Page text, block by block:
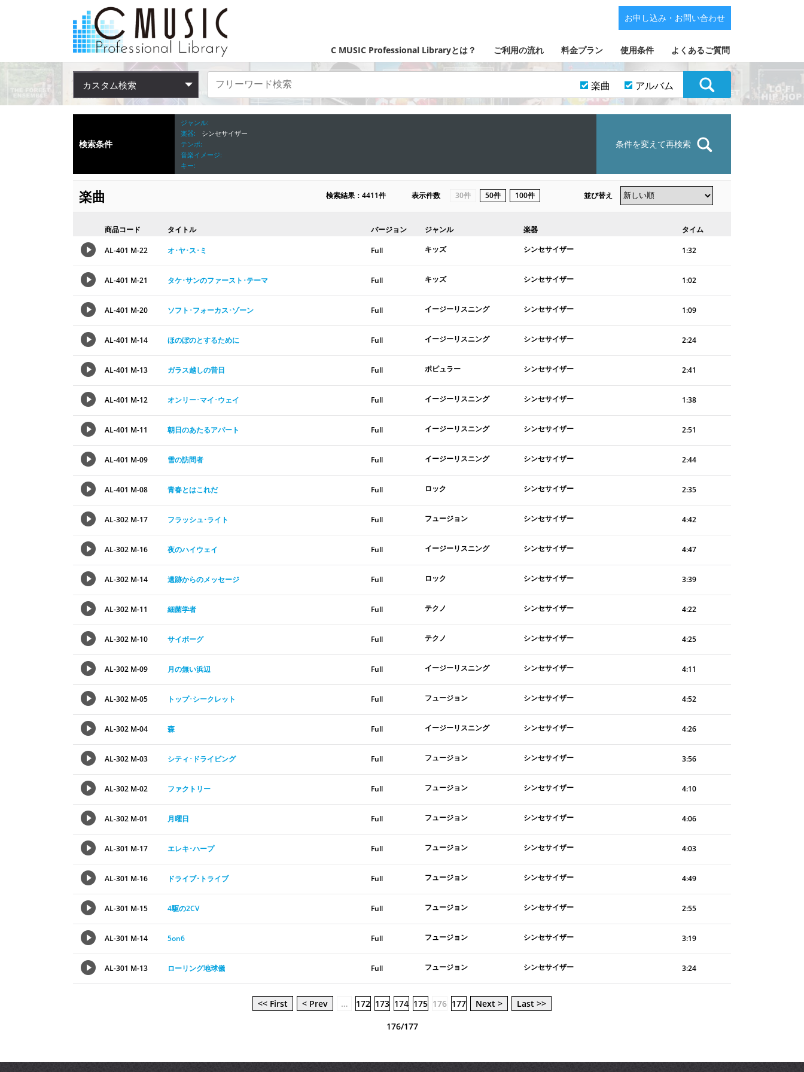
C MUSIC Professional Libraryとは？ ご利用の流れ 料金プラン 使用条件 よくあるご質問
お申し込み・お問い合わせ
カスタム検索 楽曲 アルバム
検索条件
ジャンル
楽器
シンセサイザー
テンポ
音楽イメージ
キー
条件を変えて再検索
楽曲 検索結果：4411件 表示件数 30件 50件 100件 並び替え
商品コード タイトル バージョン ジャンル 楽器 タイム
AL-401 M-22 オ･ヤ･ス･ミ Full キッズ シンセサイザー 1:32
AL-401 M-21 タケ･サンのファースト･テーマ Full キッズ シンセサイザー 1:02
AL-401 M-20 ソフト･フォーカス･ゾーン Full イージーリスニング シンセサイザー 1:09
AL-401 M-14 ほのぼのとするために Full イージーリスニング シンセサイザー 2:24
AL-401 M-13 ガラス越しの昔日 Full ポピュラー シンセサイザー 2:41
AL-401 M-12 オンリー･マイ･ウェイ Full イージーリスニング シンセサイザー 1:38
AL-401 M-11 朝日のあたるアパート Full イージーリスニング シンセサイザー 2:51
AL-401 M-09 雪の訪問者 Full イージーリスニング シンセサイザー 2:44
AL-401 M-08 青春とはこれだ Full ロック シンセサイザー 2:35
AL-302 M-17 フラッシュ･ライト Full フュージョン シンセサイザー 4:42
AL-302 M-16 夜のハイウェイ Full イージーリスニング シンセサイザー 4:47
AL-302 M-14 遺跡からのメッセージ Full ロック シンセサイザー 3:39
AL-302 M-11 細菌学者 Full テクノ シンセサイザー 4:22
AL-302 M-10 サイボーグ Full テクノ シンセサイザー 4:25
AL-302 M-09 月の無い浜辺 Full イージーリスニング シンセサイザー 4:11
AL-302 M-05 トップ･シークレット Full フュージョン シンセサイザー 4:52
AL-302 M-04 森 Full イージーリスニング シンセサイザー 4:26
AL-302 M-03 シティ･ドライビング Full フュージョン シンセサイザー 3:56
AL-302 M-02 ファクトリー Full フュージョン シンセサイザー 4:10
AL-302 M-01 月曜日 Full フュージョン シンセサイザー 4:06
AL-301 M-17 エレキ･ハープ Full フュージョン シンセサイザー 4:03
AL-301 M-16 ドライブ･トライブ Full フュージョン シンセサイザー 4:49
AL-301 M-15 4駆の2CV Full フュージョン シンセサイザー 2:55
AL-301 M-14 5on6 Full フュージョン シンセサイザー 3:19
AL-301 M-13 ローリング地球儀 Full フュージョン シンセサイザー 3:24
<< First < Prev … 172 173 174 175 176 177 Next >
Last >>
176/177